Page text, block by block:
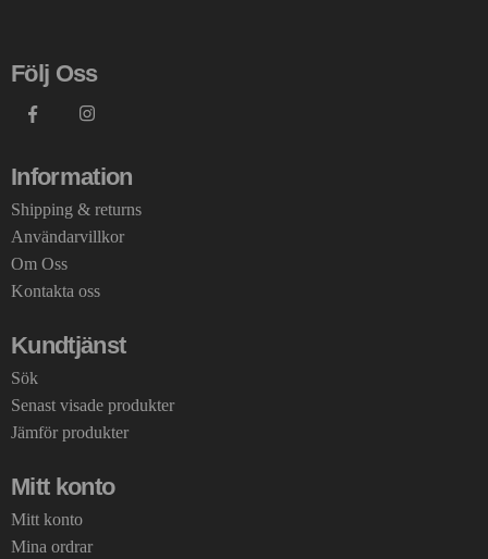
Följ Oss
Information
Shipping & returns
Användarvillkor
Om Oss
Kontakta oss
Kundtjänst
Sök
Senast visade produkter
Jämför produkter
Mitt konto
Mitt konto
Mina ordrar